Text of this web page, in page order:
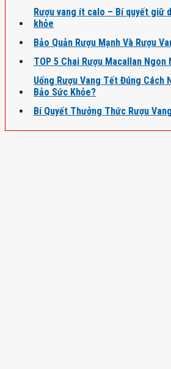
Rượu vang ít calo – Bí quyết giữ
khỏe
Bảo Quản Rượu Mạnh Và Rượu
TOP 5 Chai Rượu Macallan Ngon
Uống Rượu Vang Tết Đúng Cách
Bảo Sức Khỏe?
Bí Quyết Thưởng Thức Rượu